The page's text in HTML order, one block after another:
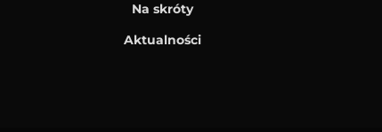
Na skróty
Aktualności